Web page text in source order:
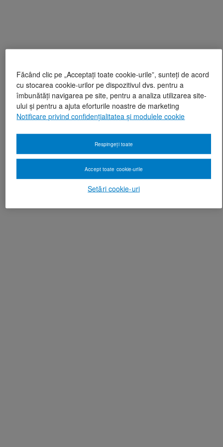
Făcând clic pe „Acceptați toate cookie-urile”, sunteți de acord
cu stocarea cookie-urilor pe dispozitivul dvs. pentru a
îmbunătăți navigarea pe site, pentru a analiza utilizarea site-
ului și pentru a ajuta eforturile noastre de marketing
Notificare privind confidențialitatea și modulele cookie
Setări cookie-uri
Respingeți toate
Accept toate cookie-urile